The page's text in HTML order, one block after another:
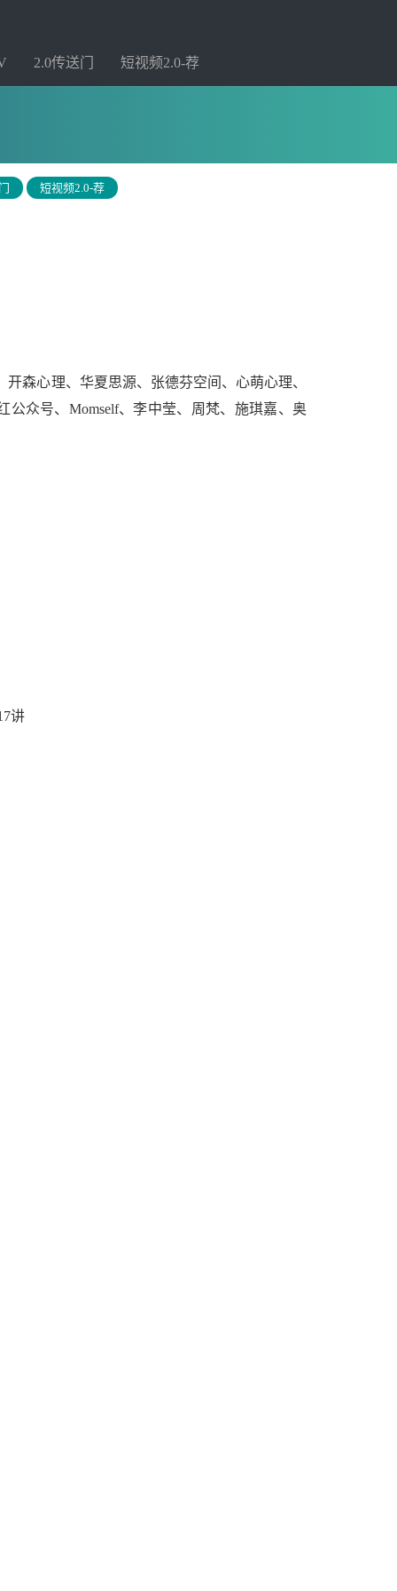
2.0传送门 短视频2.0-荐
短视频2.0-荐
森心理、华夏思源、张德芬空间、心萌心理、
众号、Momself、李中莹、周梵、施琪嘉、奥
讲